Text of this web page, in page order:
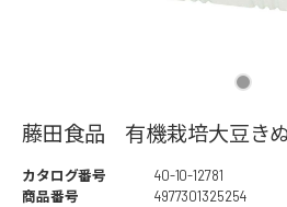
藤田食品 有機栽培大豆き
カタログ番号
40-10-12781
商品番号
4977301325254